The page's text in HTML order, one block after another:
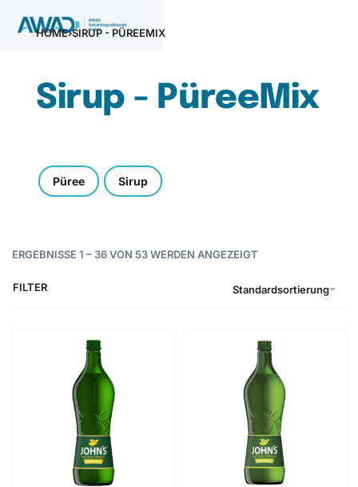
HOME›SIRUP - PÜREEMIX
Sirup - PüreeMix
Püree Sirup
ERGEBNISSE 1 – 36 VON 53 WERDEN ANGEZEIGT
Standardsortierung
FILTER